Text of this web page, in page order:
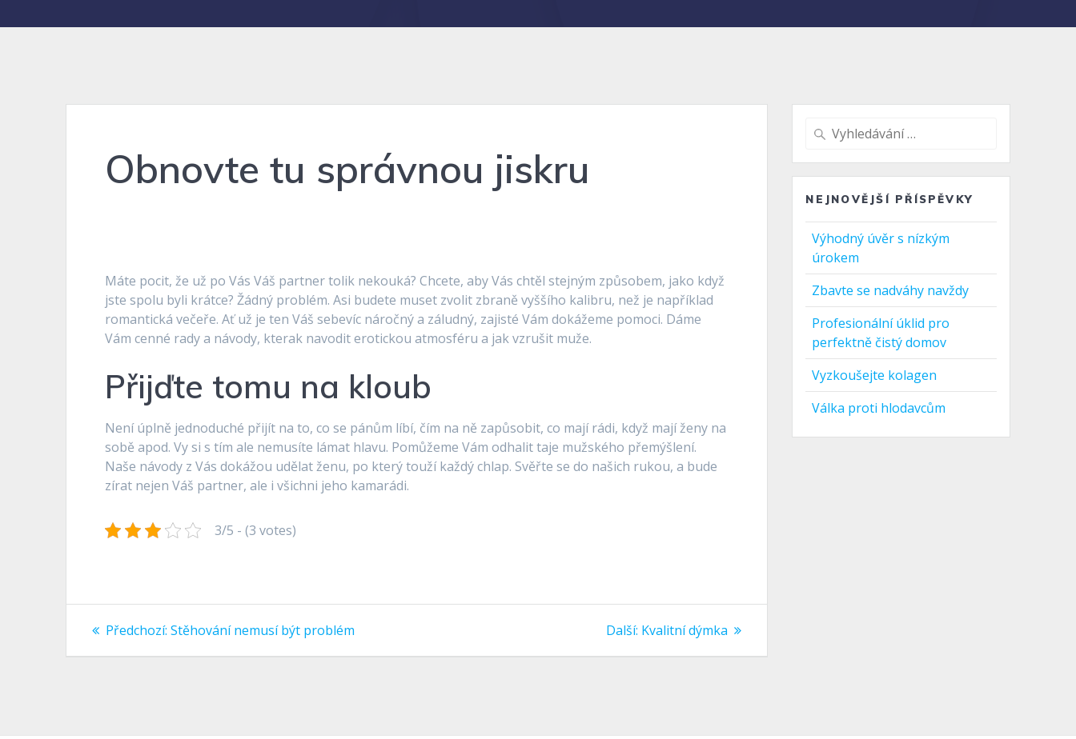
Obnovte tu správnou jiskru
Máte pocit, že už po Vás Váš partner tolik nekouká? Chcete, aby Vás chtěl stejným způsobem, jako když
jste spolu byli krátce? Žádný problém. Asi budete muset zvolit zbraně vyššího kalibru, než je například
romantická večeře. Ať už je ten Váš sebevíc náročný a záludný, zajisté Vám dokážeme pomoci. Dáme
Vám cenné rady a návody, kterak navodit erotickou atmosféru a jak vzrušit muže.
Přijďte tomu na kloub
Není úplně jednoduché přijít na to, co se pánům líbí, čím na ně zapůsobit, co mají rádi, když mají ženy na
sobě apod. Vy si s tím ale nemusíte lámat hlavu. Pomůžeme Vám odhalit taje mužského přemýšlení.
Naše návody z Vás dokážou udělat ženu, po který touží každý chlap. Svěřte se do našich rukou, a bude
zírat nejen Váš partner, ale i všichni jeho kamarádi.
3/5 - (3 votes)
Navigace
pro
Předchozí: Předchozí
Stěhování nemusí být problém Další: Další
Kvalitní dýmka
Vyhledat:
NEJNOVĚJŠÍ PŘÍSPĚVKY
Výhodný úvěr s nízkým
úrokem
Zbavte se nadváhy navždy
Profesionální úklid pro
perfektně čistý domov
Vyzkoušejte kolagen
Válka proti hlodavcům